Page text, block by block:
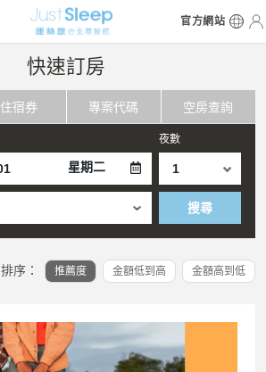
官方網站
快速訂房
住宿券 專案代碼 空房查詢
星期二
夜數
搜尋
排序： 推薦度 金額低到高 金額高到低